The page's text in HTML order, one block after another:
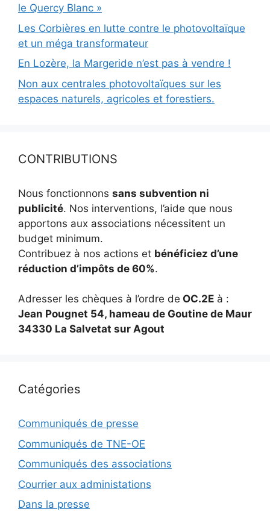
le Quercy Blanc »
Les Corbières en lutte contre le photovoltaïque
et un méga transformateur
En Lozère, la Margeride n’est pas à vendre !
Non aux centrales photovoltaïques sur les
espaces naturels, agricoles et forestiers.
CONTRIBUTIONS
Nous fonctionnons sans subvention ni
publicité. Nos interventions, l’aide que nous
apportons aux associations nécessitent un
budget minimum.
Contribuez à nos actions et bénéficiez d’une
réduction d’impôts de 60%.
Adresser les chèques à l’ordre de OC.2E à :
Jean Pougnet 54, hameau de Goutine de Maur
34330 La Salvetat sur Agout
Catégories
Communiqués de presse
Communiqués de TNE-OE
Communiqués des associations
Courrier aux administations
Dans la presse